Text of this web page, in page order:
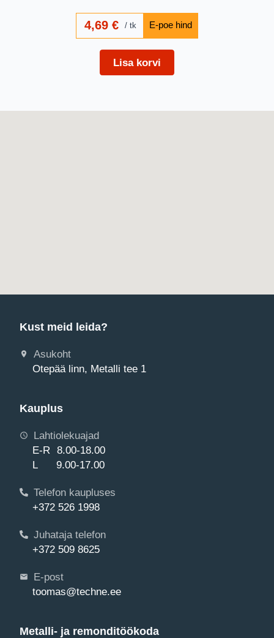
4,69€ tk
Lisa korvi
Kust meid leida?
Asukoht
Otepää linn, Metalli tee 1
Kauplus
Lahtiolekuajad
E-R 8.00-18.00
L 9.00-17.00
Telefon kaupluses
+372 526 1998
Juhataja telefon
+372 509 8625
E-post
toomas@techne.ee
Metalli- ja remonditöökoda